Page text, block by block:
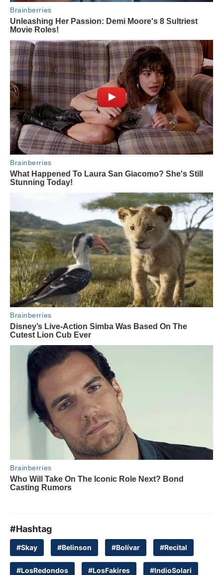
#Hashtag
#Skay #Belinson #Bolívar #Recital
#LosRedondos #LosFakires #IndioSolari